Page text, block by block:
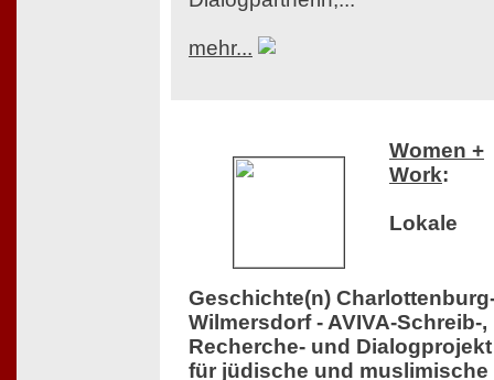
mehr...
Women +
Work:
Lokale
Geschichte(n)
Wilmersdorf - AVIVA-Schreib-,
Recherche- und Dialogprojekt
für jüdische und muslimische